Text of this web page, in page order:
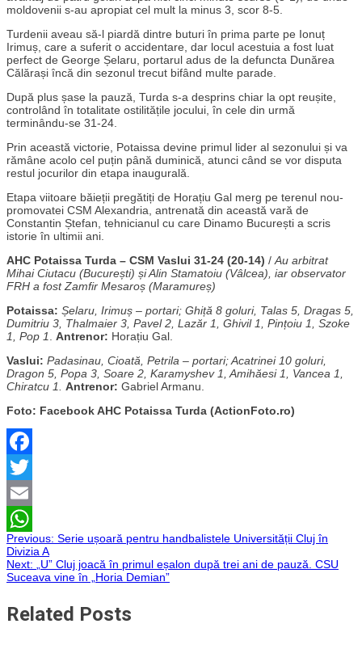
moldovenii s-au apropiat cel mult la minus 3, scor 8-5.
Turdenii aveau să-l piardă dintre buturi în prima parte pe Ionuț
Irimuș, care a suferit o accidentare, dar locul acestuia a fost luat
perfect de George Șelaru, portarul adus de la defuncta Dunărea
Călărași încă din sezonul trecut bifând multe parade.
După plus șase la pauză, Turda s-a desprins chiar la opt reușite,
controlând în totalitate ostilitățile jocului, în cele din urmă
terminându-se 31-24.
Prin această victorie, Potaissa devine primul lider al sezonului și va
rămâne acolo cel puțin până duminică, atunci când se vor disputa
restul jocurilor din etapa inaugurală.
Etapa viitoare băieții pregătiți de Horațiu Gal merg pe terenul nou-
promovatei CSM Alexandria, antrenată din această vară de
Constantin Ștefan, tehnicianul cu care Dinamo București a scris
istorie în ultimii ani.
AHC Potaissa Turda – CSM Vaslui 31-24 (20-14) / Au arbitrat
Mihai Ciutacu (București) și Alin Stamatoiu (Vâlcea), iar observator
FRH a fost Zamfir Mesaroș (Maramureș)
Potaissa: Șelaru, Irimuș – portari; Ghiță 8 goluri, Talas 5, Dragas 5,
Dumitriu 3, Thalmaier 3, Pavel 2, Lazăr 1, Ghivil 1, Pințoiu 1, Szoke
1, Pop 1
Antrenor: Horațiu Gal.
Vaslui: Padasinau, Cioată, Petrila – portari; Acatrinei 10 goluri,
Dragon 5, Popa 3, Soare 2, Karamyshev 1, Amihăesi 1, Vancea 1,
Chiratcu 1. Antrenor: Gabriel Armanu.
Foto: Facebook AHC Potaissa Turda (ActionFoto.ro)
Facebook
Twitter
Email
WhatsApp
Navigare
în
articole
Previous: Serie ușoară pentru handbalistele Universității Cluj în
Divizia A
Next:
„U” Cluj joacă în primul eșalon după trei ani de pauză. CSU
Suceava vine în „Horia Demian”
Related Posts